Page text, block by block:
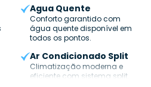
Agua Quente
Conforto garantido com
água quente disponível em
todos os pontos.
Ar Condicionado Split
Climatização moderna e
eficiente com sistema split.